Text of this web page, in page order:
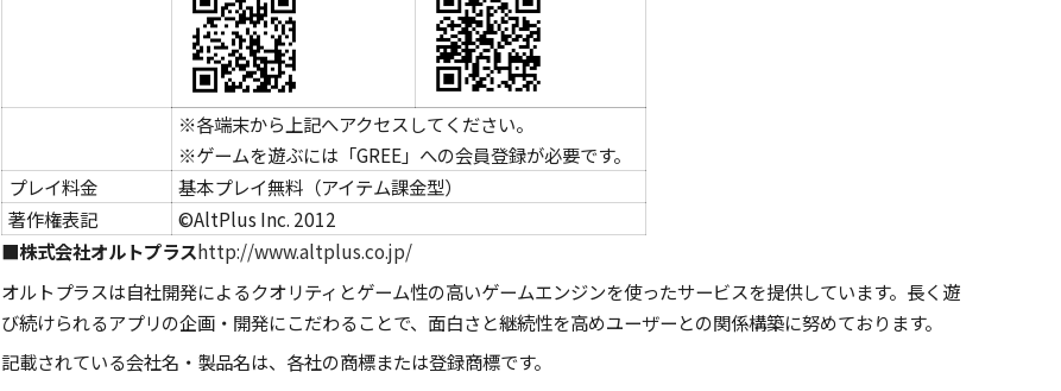
※各端末から上記へアクセスしてください。
※ゲームを遊ぶには「GREE」への会員登録が必要です。
プレイ料金
基本プレイ無料（アイテム課金型）
著作権表記
©AltPlus Inc. 2012
■株式会社オルトプラスhttp://www.altplus.co.jp/
オルトプラスは自社開発によるクオリティとゲーム性の高いゲームエンジンを使ったサービスを提供しています。長く遊
び続けられるアプリの企画・開発にこだわることで、面白さと継続性を高めユーザーとの関係構築に努めております。
記載されている会社名・製品名は、各社の商標または登録商標です。